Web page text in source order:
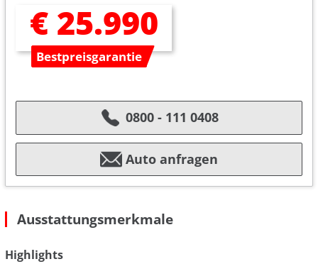
€ 25.990
Bestpreisgarantie
0800 - 111 0408
Auto anfragen
Ausstattungsmerkmale
Highlights